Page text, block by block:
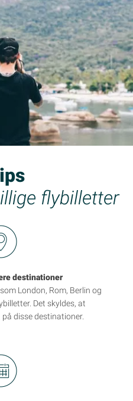
flybilletter
destinationer
London, Rom, Berlin og
Det skyldes, at
disse destinationer.